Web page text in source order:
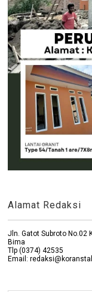
Alamat Redaksi
Jln. Gatot Subroto No.02
Bima
Tlp (0374) 42535
Email: